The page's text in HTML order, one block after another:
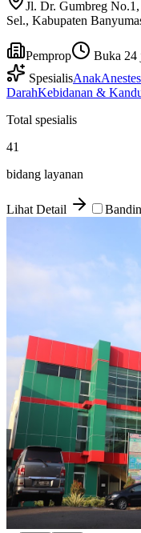
Jl. Dr. Gumbreg
Sel., Kabupaten
Pemprop
Buka 24
SpesialisAnak
DarahKebidanan &
Total spesialis
41
bidang layanan
Lihat Detail